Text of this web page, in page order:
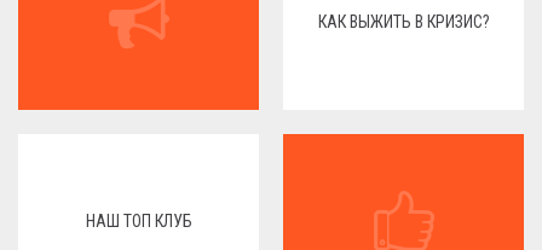
КАК ВЫЖИТЬ В КРИЗИС?
НАШ ТОП КЛУБ